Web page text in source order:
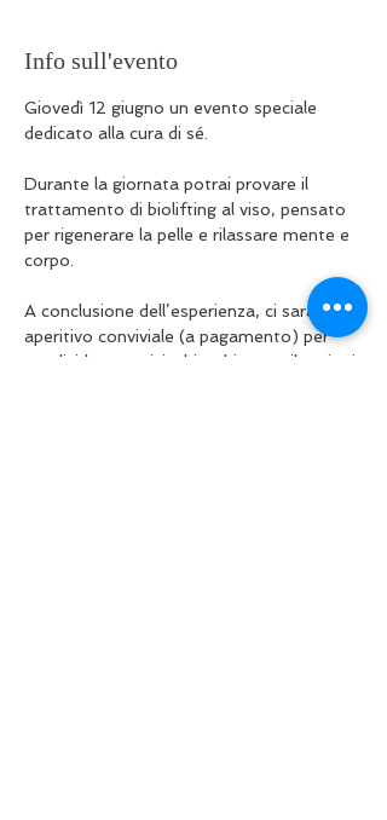
Info sull'evento
Giovedì 12 giugno un evento speciale
dedicato alla cura di sé.
Durante la giornata potrai provare il
trattamento di biolifting al viso, pensato
per rigenerare la pelle e rilassare mente e
corpo.
A conclusione dell’esperienza, ci sarà un
aperitivo conviviale (a pagamento) per
condividere sorrisi, chiacchiere e vibrazioni